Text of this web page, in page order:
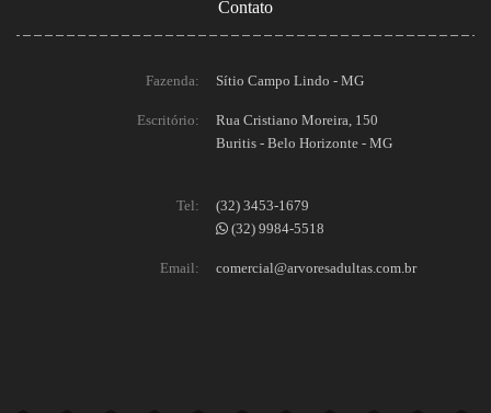
Contato
Fazenda: Sítio Campo Lindo - MG
Escritório:
Rua Cristiano Moreira, 150
Buritis - Belo Horizonte - MG
Tel:
(32) 3453-1679
(32) 9984-5518
Email: comercial@arvoresadultas.com.br